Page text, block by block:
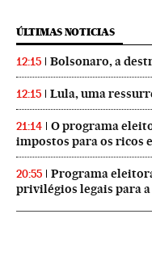
ÚLTIMAS NOTICIAS
12:15 Bolsonaro, a
12:15 Lula, uma
21:14
O programa
impostos para os ricos
20:55
Programa
privilégios legais para